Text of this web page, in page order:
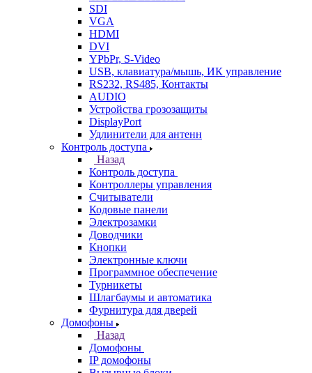
SDI
VGA
HDMI
DVI
YPbPr, S-Video
USB, клавиатура/мышь, ИК управление
RS232, RS485, Контакты
AUDIO
Устройства грозозащиты
DisplayPort
Удлинители для антенн
Контроль доступа
Назад
Контроль доступа
Контроллеры управления
Считыватели
Кодовые панели
Электрозамки
Доводчики
Кнопки
Электронные ключи
Программное обеспечение
Турникеты
Шлагбаумы и автоматика
Фурнитура для дверей
Домофоны
Назад
Домофоны
IP домофоны